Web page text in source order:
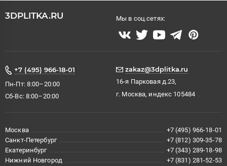
3DPLITKA.RU Мы в соц.сетях:
+7 (495) 966-18-01
Пн-Пт: 8:00–20:00
Сб-Вс: 8:00–20:00
zakaz@3dplitka.ru
16-я Парковая д.23,
г. Москва, индекс 105484
Москва
+7 (495) 966-18-01
Санкт-Петербург
+7 (812) 309-35-78
Екатеринбург
+7 (343) 289-18-98
Нижний Новгород
+7 (831) 281-52-53